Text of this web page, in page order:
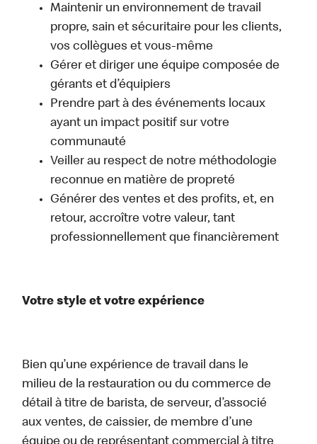
Maintenir un environnement de travail
propre, sain et sécuritaire pour les clients,
vos collègues et vous-même
Gérer et diriger une équipe composée de
gérants et d’équipiers
Prendre part à des événements locaux
ayant un impact positif sur votre
communauté
Veiller au respect de notre méthodologie
reconnue en matière de propreté
Générer des ventes et des profits, et, en
retour, accroître votre valeur, tant
professionnellement que financièrement
Votre style et votre expérience
Bien qu’une expérience de travail dans le
milieu de la restauration ou du commerce de
détail à titre de barista, de serveur, d’associé
aux ventes, de caissier, de membre d’une